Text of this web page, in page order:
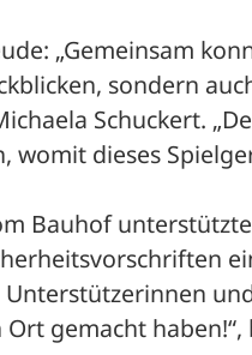
„Gemeinsam
sondern
Schuckert.
womit dieses
Bauhof
Unterstützerinnen
gemacht